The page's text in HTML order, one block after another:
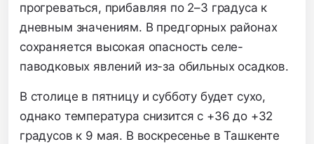
прогреваться, прибавляя по 2–3 градуса к
дневным значениям. В предгорных районах
сохраняется высокая опасность селе-
паводковых явлений из-за обильных осадков.
В столице в пятницу и субботу будет сухо,
однако температура снизится с +36 до +32
градусов к 9 мая. В воскресенье в Ташкенте